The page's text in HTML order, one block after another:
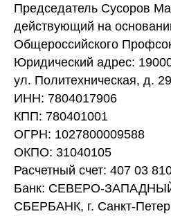
Председатель Сусоров
действующий на
Общероссийского
Юридический адрес:
ул. Политехническая, д.
ИНН: 7804017906
КПП: 780401001
ОГРН: 1027800009588
ОКПО: 31040105
Расчетный счет: 407 03
Банк: СЕВЕРО-
СБЕРБАНК, г. Санкт-